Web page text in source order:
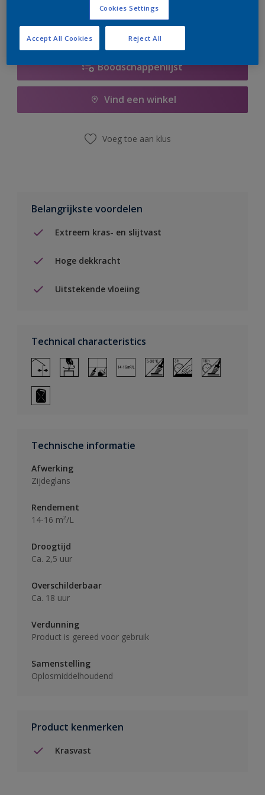
Boodschappenlijst
Vind een winkel
Voeg toe aan klus
Belangrijkste voordelen
Extreem kras- en slijtvast
Hoge dekkracht
Uitstekende vloeiing
Technical characteristics
Technische informatie
Afwerking
Zijdeglans
Rendement
14-16 m²/L
Droogtijd
Ca. 2,5 uur
Overschilderbaar
Ca. 18 uur
Verdunning
Product is gereed voor gebruik
Samenstelling
Oplosmiddelhoudend
Product kenmerken
Krasvast
Cookies Settings
Reject All
Accept All Cookies